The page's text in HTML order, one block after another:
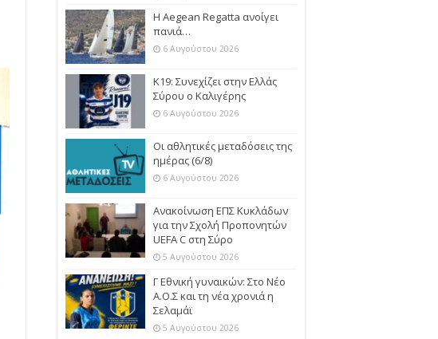
Η Aegean Regatta ανοίγει
πανιά…
6 Αυγούστου 2026
Κ19: Συνεχίζει στην Ελλάς
Σύρου ο Καλιγέρης
6 Αυγούστου 2026
Οι αθλητικές μεταδόσεις της
ημέρας (6/8)
6 Αυγούστου 2026
Ανακοίνωση ΕΠΣ Κυκλάδων
για την Σχολή Προπονητών
UEFA C στη Σύρο
5 Αυγούστου 2026
Γ Εθνική γυναικών: Στο Νέο
Α.Ο.Σ και τη νέα χρονιά η
Σελαμάϊ
5 Αυγούστου 2026